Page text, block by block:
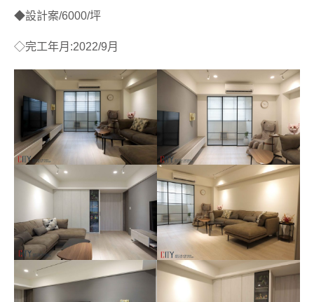
◆設計案/6000/坪
◇完工年月:2022/9月